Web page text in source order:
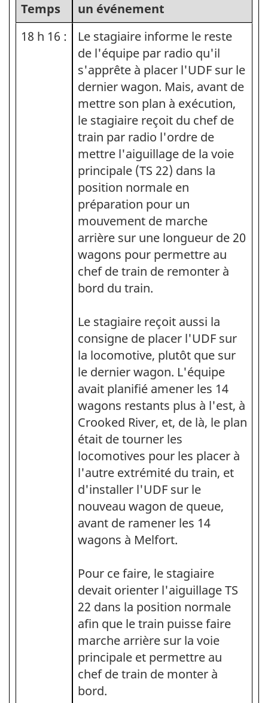
Temps
un événement
18 h 16 :
Le stagiaire informe le reste
de l'équipe par radio qu'il
s'apprête à placer l'UDF sur le
dernier wagon. Mais, avant de
mettre son plan à exécution,
le stagiaire reçoit du chef de
train par radio l'ordre de
mettre l'aiguillage de la voie
principale (TS 22) dans la
position normale en
préparation pour un
mouvement de marche
arrière sur une longueur de 20
wagons pour permettre au
chef de train de remonter à
bord du train.
Le stagiaire reçoit aussi la
consigne de placer l'UDF sur
la locomotive, plutôt que sur
le dernier wagon. L'équipe
avait planifié amener les 14
wagons restants plus à l'est, à
Crooked River, et, de là, le plan
était de tourner les
locomotives pour les placer à
l'autre extrémité du train, et
d'installer l'UDF sur le
nouveau wagon de queue,
avant de ramener les 14
wagons à Melfort.
Pour ce faire, le stagiaire
devait orienter l'aiguillage TS
22 dans la position normale
afin que le train puisse faire
marche arrière sur la voie
principale et permettre au
chef de train de monter à
bord.